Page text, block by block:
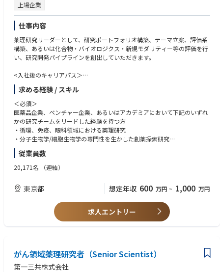
上場企業
仕事内容
薬理研究リーダーとして、研究ポートフォリオ構築、テーマ立案、評価系
構築、あるいは化合物・バイオロジクス・新規モダリティー等の評価を行
い、研究開発パイプラインを創出していただきます。
<入社後のキャリアパス＞
●スペシャルティ領域のテーマ立案・創薬研究チームリーダー
●グループ長補佐
求める経験 / スキル
＜必須＞
医薬品企業、ベンチャー企業、あるいはアカデミアにおいて下記のいずれ
かの研究チームをリードした経験を持つ方
・循環、免疫、眼科領域における薬理研究
・分子生物学/細胞生物学の専門性を生かした創薬探索研究
・データサイエンスを活用した創薬研究
・修士号取得者
・外部組織との協業を円滑に推進した経験
・国内外の外部研究者との幅広いネットワークを構築した経験
・筆頭著者の学術論文を複数有する方
・英語中級以上
・博士号取得者
従業員数
20,171名 （連結）
東京都 想定年収 600 万円 ~ 1,000 万円
求人エントリー
がん領域薬理研究者（Senior Scientist）
第一三共株式会社